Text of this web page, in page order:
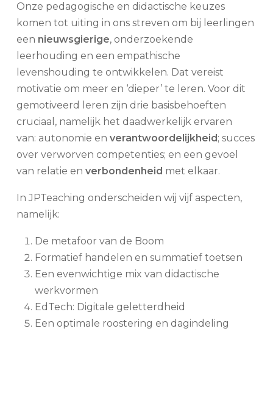
Onze pedagogische en didactische keuzes
komen tot uiting in ons streven om bij leerlingen
een nieuwsgierige, onderzoekende
leerhouding en een empathische
levenshouding te ontwikkelen. Dat vereist
motivatie om meer en ‘dieper’ te leren. Voor dit
gemotiveerd leren zijn drie basisbehoeften
cruciaal, namelijk het daadwerkelijk ervaren
van: autonomie enverantwoordelijkheid; succes
over verworven competenties; en een gevoel
van relatie enverbondenheid met elkaar.
In JPTeaching onderscheiden wij vijf aspecten,
namelijk:
De metafoor van de Boom
Formatief handelen en summatief toetsen
Een evenwichtige mix van didactische
werkvormen
EdTech: Digitale geletterdheid
Een optimale roostering en dagindeling